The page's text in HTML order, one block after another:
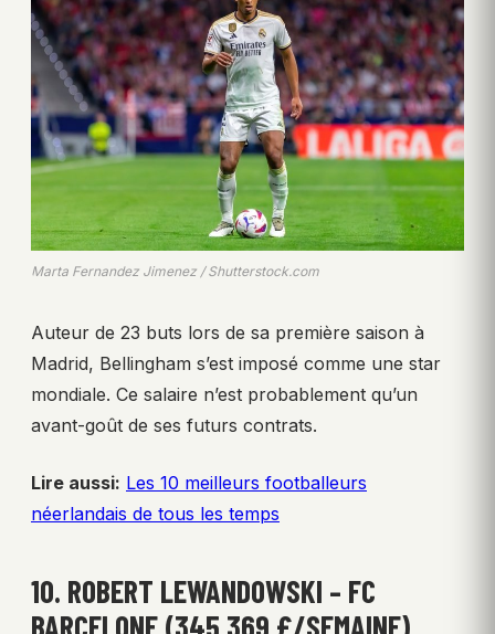
Marta Fernandez Jimenez / Shutterstock.com
Auteur de 23 buts lors de sa première saison à
Madrid, Bellingham s’est imposé comme une star
mondiale. Ce salaire n’est probablement qu’un
avant-goût de ses futurs contrats.
Lire aussi: Les 10 meilleurs footballeurs
néerlandais de tous les temps
10. ROBERT LEWANDOWSKI – FC
BARCELONE (345 369 £/SEMAINE)